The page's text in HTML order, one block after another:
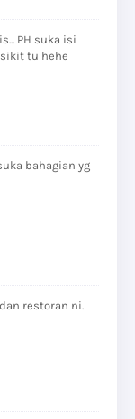
PH suka isi
tu hehe
bahagian yg
restoran ni.